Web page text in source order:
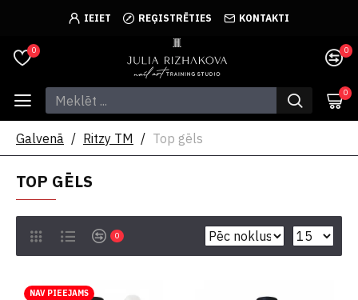
IEIET REĢISTRĒTIES KONTAKTI
0 0
0
Galvenā Ritzy TM Top gēls
TOP GĒLS
0
NAV PIEEJAMS